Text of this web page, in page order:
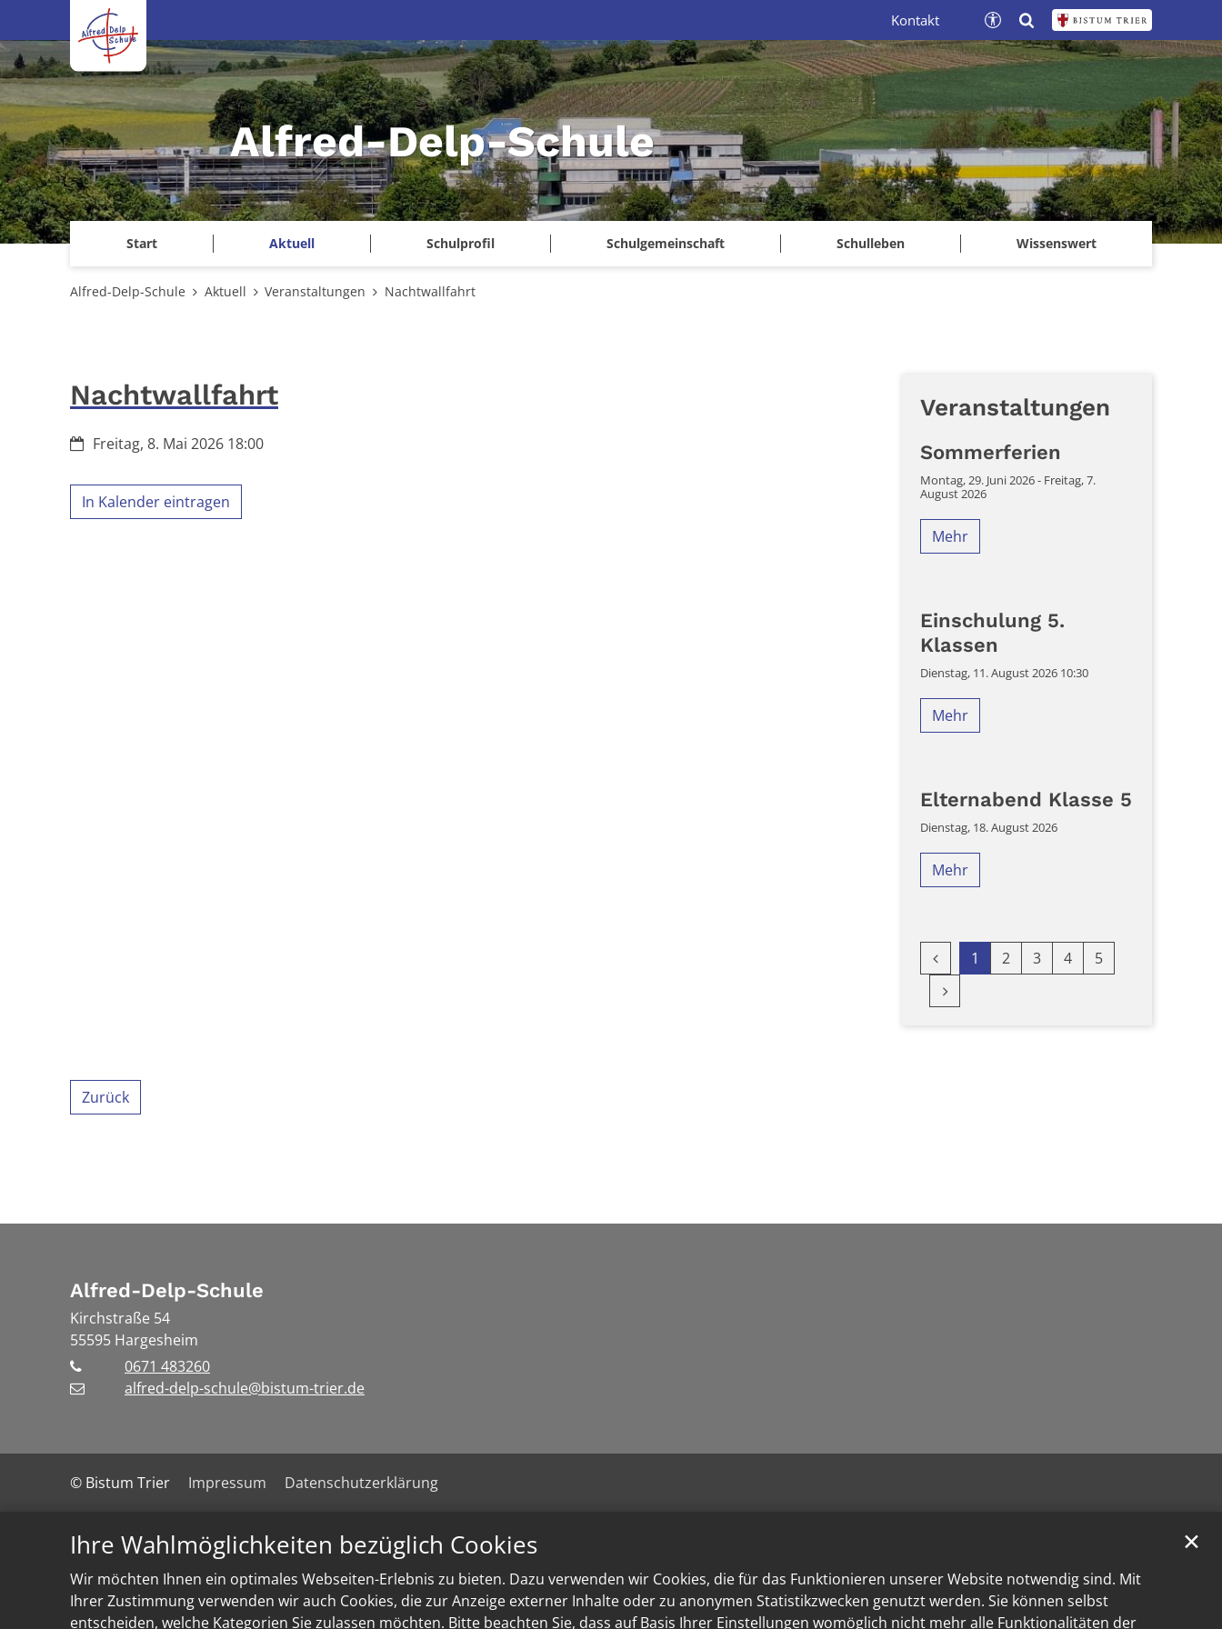
Ihre Wahlmöglichkeiten bezüglich Cookies
Wir möchten Ihnen ein optimales Webseiten-Erlebnis zu bieten. Dazu verwenden wir Cookies, die für das Funktionieren unserer Website notwendig sind. Mit
Ihrer Zustimmung verwenden wir auch Cookies, die zur Anzeige externer Inhalte oder zu anonymen Statistikzwecken genutzt werden. Sie können selbst
entscheiden, welche Kategorien Sie zulassen möchten. Bitte beachten Sie, dass auf Basis Ihrer Einstellungen womöglich nicht mehr alle Funktionalitäten der
✕
Zum Inhalt springen
Alfred-Delp-Schule
Start Aktuell Schulprofil Schulgemeinschaft Schulleben Wissenswert
Kontakt
Alfred-Delp-Schule Aktuell Veranstaltungen Nachtwallfahrt
Nachtwallfahrt
Datum:Freitag, 8. Mai 2026 18:00
In Kalender eintragen
Veranstaltungen
Sommerferien
Montag, 29. Juni 2026 - Freitag, 7.
August 2026
Mehr
Einschulung 5.
Klassen
Dienstag, 11. August 2026 10:30
Mehr
Elternabend Klasse 5
Dienstag, 18. August 2026
Mehr
Vorherige Seite
1 2 3 4
5
Nächste Seite
Zurück
Alfred-Delp-Schule
Kirchstraße 54
55595 Hargesheim
0671 483260
alfred-delp-schule@bistum-trier.de
© Bistum Trier Impressum Datenschutzerklärung